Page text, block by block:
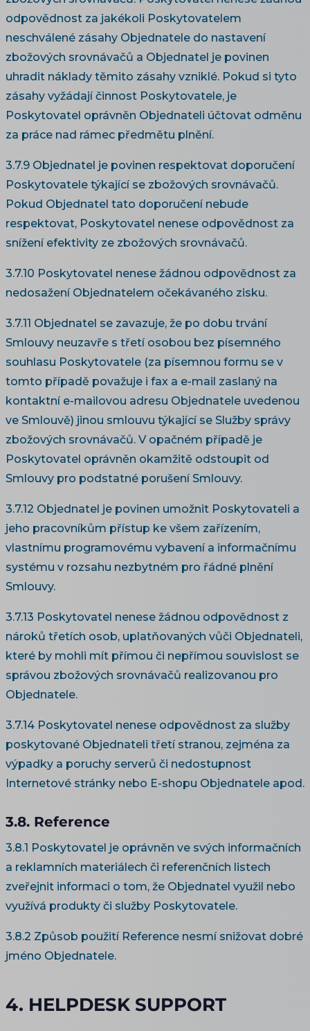
odpovědnost za jakékoli Poskytovatelem
neschválené zásahy Objednatele do nastavení
zbožových srovnávačů a Objednatel je povinen
uhradit náklady těmito zásahy vzniklé. Pokud si tyto
zásahy vyžádají činnost Poskytovatele, je
Poskytovatel oprávněn Objednateli účtovat odměnu
za práce nad rámec předmětu plnění.
3.7.9 Objednatel je povinen respektovat doporučení
Poskytovatele týkající se zbožových srovnávačů.
Pokud Objednatel tato doporučení nebude
respektovat, Poskytovatel nenese odpovědnost za
snížení efektivity ze zbožových srovnávačů.
3.7.10 Poskytovatel nenese žádnou odpovědnost za
nedosažení Objednatelem očekávaného zisku.
3.7.11 Objednatel se zavazuje, že po dobu trvání
Smlouvy neuzavře s třetí osobou bez písemného
souhlasu Poskytovatele (za písemnou formu se v
tomto případě považuje i fax a e-mail zaslaný na
kontaktní e-mailovou adresu Objednatele uvedenou
ve Smlouvě) jinou smlouvu týkající se Služby správy
zbožových srovnávačů. V opačném případě je
Poskytovatel oprávněn okamžitě odstoupit od
Smlouvy pro podstatné porušení Smlouvy.
3.7.12 Objednatel je povinen umožnit Poskytovateli a
jeho pracovníkům přístup ke všem zařízením,
vlastnímu programovému vybavení a informačnímu
systému v rozsahu nezbytném pro řádné plnění
Smlouvy.
3.7.13 Poskytovatel nenese žádnou odpovědnost z
nároků třetích osob, uplatňovaných vůči Objednateli,
které by mohli mít přímou či nepřímou souvislost se
správou zbožových srovnávačů realizovanou pro
Objednatele.
3.7.14 Poskytovatel nenese odpovědnost za služby
poskytované Objednateli třetí stranou, zejména za
výpadky a poruchy serverů či nedostupnost
Internetové stránky nebo E-shopu Objednatele apod.
3.8. Reference
3.8.1 Poskytovatel je oprávněn ve svých informačních
a reklamních materiálech či referenčních listech
zveřejnit informaci o tom, že Objednatel využil nebo
využívá produkty či služby Poskytovatele.
3.8.2 Způsob použití Reference nesmí snižovat dobré
jméno Objednatele.
4. HELPDESK SUPPORT